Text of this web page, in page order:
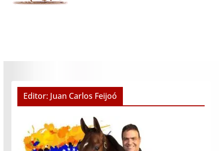
Editor: Juan Carlos Feijoó